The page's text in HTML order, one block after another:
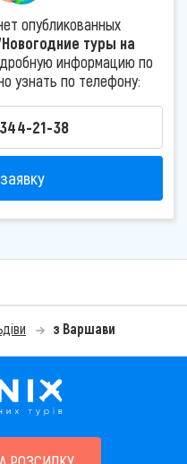
опубликованных
туры на
информацию по
узнать по телефону:
21-38
з Варшави